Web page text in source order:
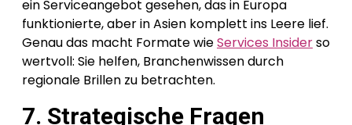
ein Serviceangebot gesehen, das in Europa
funktionierte, aber in Asien komplett ins Leere lief.
Genau das macht Formate wieServices Insiderso
wertvoll: Sie helfen, Branchenwissen durch
regionale Brillen zu betrachten.
7. Strategische Fragen